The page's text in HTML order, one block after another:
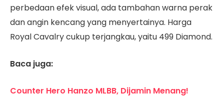
perbedaan efek visual, ada tambahan warna perak
dan angin kencang yang menyertainya. Harga
Royal Cavalry cukup terjangkau, yaitu 499 Diamond.
Baca juga:
Counter Hero Hanzo MLBB, Dijamin Menang!